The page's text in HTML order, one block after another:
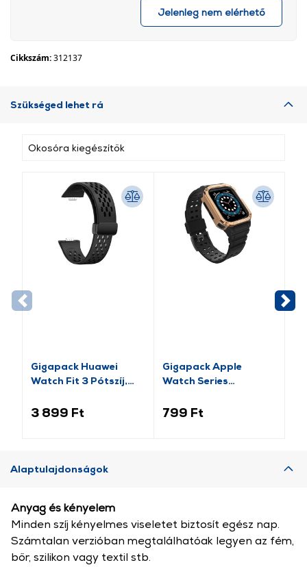
Jelenleg nem elérhető
Cikkszám:312137
Szükséged lehet rá
Okosóra kiegészítők
Gigapack Huawei
Watch Fit 3 Pótszíj,
3 899 Ft
Gigapack Apple
Watch Series
fekete/rozéarany (GP-
799 Ft
Alaptulajdonságok
Anyag és kényelem
Minden szíj kényelmes viseletet biztosít egész nap.
Számtalan verzióban megtalálhatóak legyen az fém,
bőr, szilikon vagy textil stb.